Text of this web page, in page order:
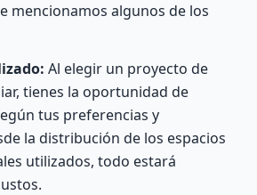
mencionamos algunos de los
Al elegir un proyecto de
tienes la oportunidad de
tus preferencias y
la distribución de los espacios
utilizados, todo estará